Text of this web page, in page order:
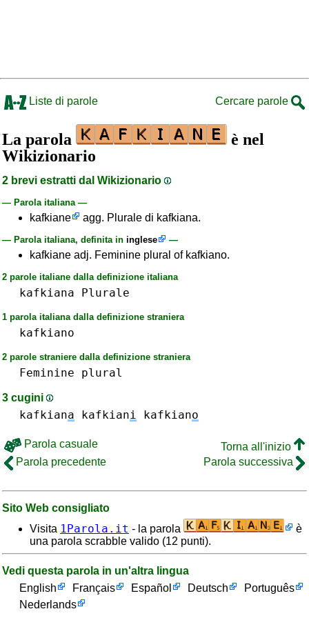
Liste di parole Cercare parole
La parola
è nel
Wikizionario
2 brevi estratti dal Wikizionario
— Parola italiana —
kafkiane agg. Plurale di kafkiana.
— Parola italiana, definita in inglese —
kafkiane adj. Feminine plural of kafkiano.
2 parole italiane dalla definizione italiana
kafkiana Plurale
1 parola italiana dalla definizione straniera
kafkiano
2 parole straniere dalla definizione straniera
Feminine plural
3 cugini
kafkiana kafkiani kafkiano
Parola casuale
Torna all'inizio
Parola precedente
Parola successiva
Sito Web consigliato
Visita 1Parola.it - la parola
è
una parola scrabble valido (12 punti).
Vedi questa parola in un'altra lingua
English
Français Español Deutsch
Português
Nederlands